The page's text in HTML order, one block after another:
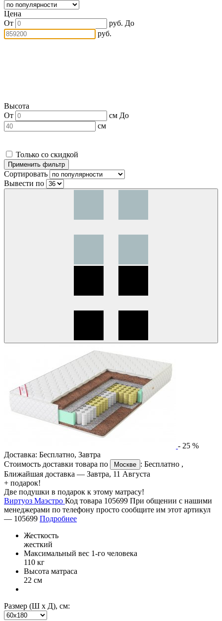
Цена
От
руб. До
руб.
Высота
От
см До
см
Только со скидкой
Сортировать
Вывести по
- 25 %
Доставка: Бесплатно, Завтра
Стоимость доставки товара по
Москве : Бесплатно ,
Ближайшая доставка — Завтра, 11 Августа
+ подарок!
Две подушки в подарок к этому матрасу!
Виртуоз Маэстро Код товара 105699 При общении с нашими
менеджерами по телефону просто сообщите им этот артикул
— 105699 Подробнее
Жесткость
жесткий
Максимальный вес 1-го человека
110 кг
Высота матраса
22 см
Размер (Ш х Д), см: